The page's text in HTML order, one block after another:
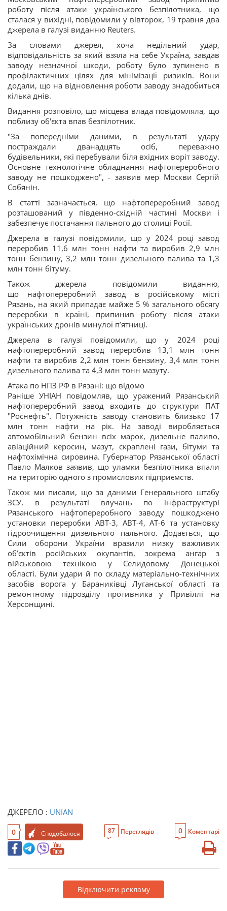
роботу після атаки українського безпілотника, що
сталася у вихідні, повідомили у вівторок, 19 травня два
джерела в галузі виданню Reuters.
За словами джерел, хоча недільний удар,
відповідальність за який взяла на себе Україна, завдав
заводу незначної шкоди, роботу було зупинено в
профілактичних цілях для мінімізації ризиків. Вони
додали, що на відновлення роботи заводу знадобиться
кілька днів.
Видання розповіло, що місцева влада повідомляла, що
поблизу об'єкта впав безпілотник.
"За попередніми даними, в результаті удару
постраждали дванадцять осіб, переважно
будівельники, які перебували біля вхідних воріт заводу.
Основне технологічне обладнання нафтопереробного
заводу не пошкоджено", - заявив мер Москви Сергій
Собянін.
В статті зазначається, що нафтопереробний завод
розташований у південно-східній частині Москви і
забезпечує постачання пального до столиці Росії.
Джерела в галузі повідомили, що у 2024 році завод
переробив 11,6 млн тонн нафти та виробив 2,9 млн
тонн бензину, 3,2 млн тонн дизельного палива та 1,3
млн тонн бітуму.
Також джерела повідомили виданню,
що нафтопереробний завод в російському місті
Рязань, на який припадає майже 5 % загального обсягу
переробки в країні, припинив роботу після атаки
українських дронів минулої п’ятниці.
Джерела в галузі повідомили, що у 2024 році
нафтопереробний завод переробив 13,1 млн тонн
нафти та виробив 2,2 млн тонн бензину, 3,4 млн тонн
дизельного палива та 4,3 млн тонн мазуту.
Атака по НПЗ РФ в Рязані: що відомо
Раніше УНІАН повідомляв, що уражений Рязанський
нафтопереробний завод входить до структури ПАТ
"Роснефть". Потужність заводу становить близько 17
млн тонн нафти на рік. На заводі виробляється
автомобільний бензин всіх марок, дизельне паливо,
авіаційний керосин, мазут, скраплені гази, бітуми та
нафтохімічна сировина. Губернатор Рязанської області
Павло Малков заявив, що уламки безпілотника впали
на територію одного з промислових підприємств.
Також ми писали, що за даними Генерального штабу
ЗСУ, в результаті влучань по інфраструктурі
Рязанського нафтопереробного заводу пошкоджено
установки переробки АВТ-3, АВТ-4, АТ-6 та установку
гідроочищення дизельного пального. Додається, що
Сили оборони України вразили низку важливих
об’єктів російських окупантів, зокрема ангар з
військовою технікою у Селидовому Донецької
області. Були удари й по складу матеріально-технічних
засобів ворога у Бараниківці Луганської області та
ремонтному підрозділу противника у Привіллі на
Херсонщині.
ДЖЕРЕЛО : UNIAN
0 Сподобалося 87 Переглядів 0 Коментарі
Відключити рекламу